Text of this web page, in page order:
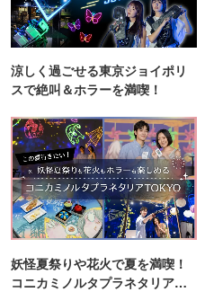
涼しく過ごせる東京ジョイポリ
スで絶叫＆ホラーを満喫！
妖怪夏祭りや花火で夏を満喫！
コニカミノルタプラネタリア